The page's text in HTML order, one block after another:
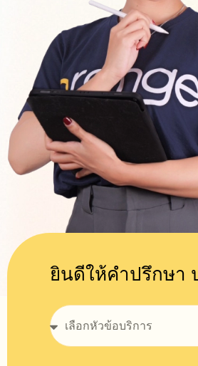
ยินดีให้คำปรึกษา